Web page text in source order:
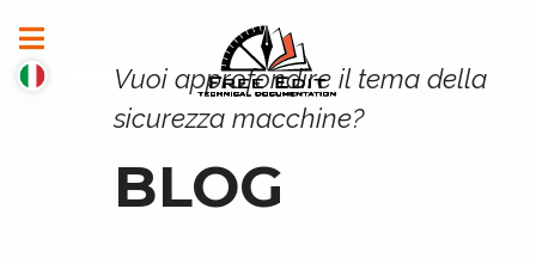
Vuoi approfondire il tema della
sicurezza macchine?
BLOG